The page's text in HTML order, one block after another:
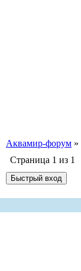
Аквамир-форум »
Страница 1 из 1